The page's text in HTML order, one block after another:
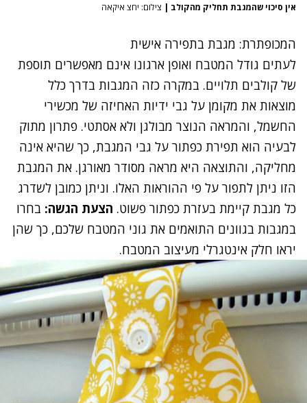
אין סיכוי שהמגבת תחליק מהקולב | צילום: יחצ איקאה
המכופתרת: מגבת בתפירה אישית
לעתים גודל המטבח ואופן ארגונו אינם מאפשרים תוספת
של קולבים תלויים. במקרה כזה המגבות בדרך כלל
מוצאות את מקומן על גבי ידיות האחיזה של מכשירי
החשמל, והמראה הנוצר מבולגן ולא אסתטי. פתרון מתוק
לבעיה הוא תפירת כפתור על גבי המגבת, כך שהיא אינה
מחליקה, והתוצאה היא מראה מסודר מאורגן. את המגבת
הזו ניתן לתפור על פי ההוראות האלו. וניתן כמובן לשדרג
כל מגבת קיימת בעזרת כפתור פשוט. הצעת הגשה: בחרו
במגבות בגוונים התואמים את גוני המטבח שלכם, כך שהן
יראו חלק אינטגרלי מעיצוב המטבח.